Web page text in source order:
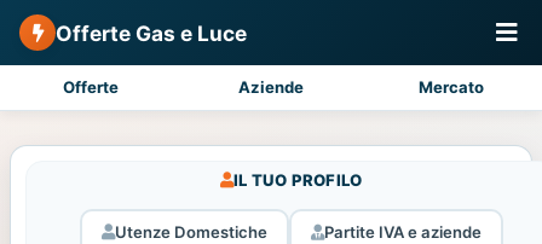
Offerte Gas e Luce
Offerte Aziende Mercato
IL TUO PROFILO
Utenze Domestiche Partite IVA e aziende